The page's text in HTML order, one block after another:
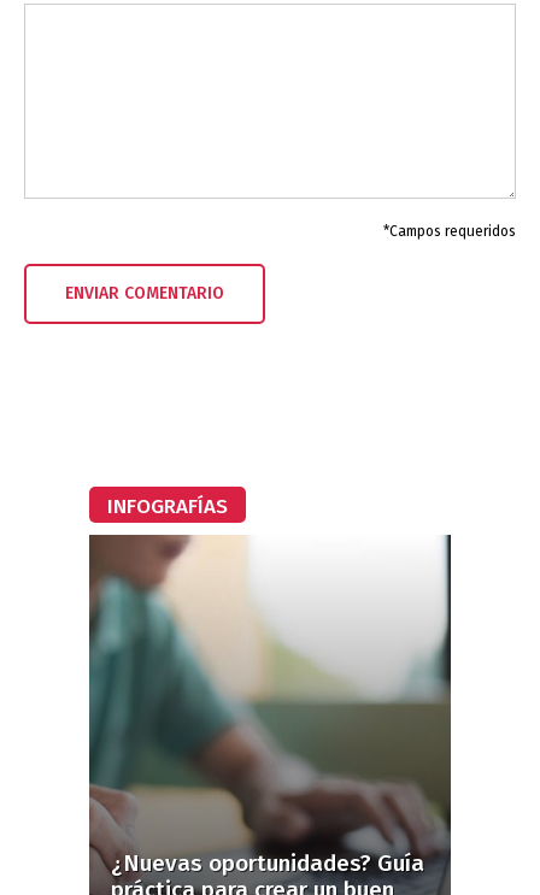
*Campos requeridos
INFOGRAFÍAS
¿Nuevas oportunidades? Guía
práctica para crear un buen